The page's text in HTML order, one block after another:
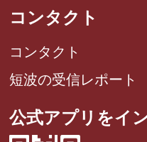
コンタクト
コンタクト
短波の受信レポート
公式アプリをイ